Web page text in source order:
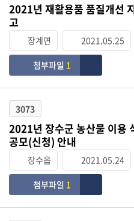
2021년 재활용품 품질개선
고
장계면 2021.05.25
첨부파일 1
3073
2021년 장수군 농산물 이용
공모(신청) 안내
장수읍 2021.05.24
첨부파일 1